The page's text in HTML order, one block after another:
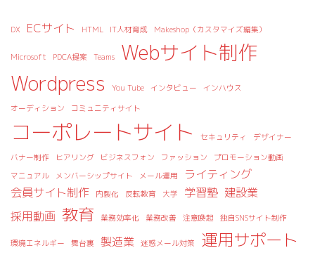
DX ECサイト HTML IT人材育成 Makeshop（カスタマイズ編集）
Microsoft PDCA提案 Teams
Webサイト制作
Wordpress
You Tube インタビュー インハウス
オーディション コミュニティサイト
コーポレートサイト セキュリティ デザイナー
バナー制作 ヒアリング ビジネスフォン ファッション
プロモーション動画
マニュアル
メンバーシップサイト メール運用
ライティング
会員サイト制作
内製化 反転教育 大学 学習塾 建設業
採用動画 教育 業務効率化 業務改善 注意喚起 独自SNSサイト制作
環境エネルギー 舞台裏 製造業 迷惑メール対策 運用サポート